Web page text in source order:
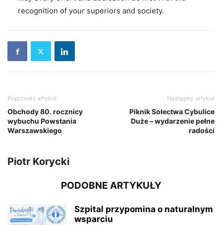
recognition of your superiors and society.
Poprzedni artykuł
Obchody 80. rocznicy
wybuchu Powstania
Warszawskiego
Następny artykuł
Piknik Sołectwa Cybulice
Duże – wydarzenie pełne
radości
Piotr Korycki
PODOBNE ARTYKUŁY
Szpital przypomina o naturalnym
wsparciu